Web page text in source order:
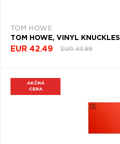
TOM HOWE
TOM HOWE, VINYL KNUCKLES
EUR 42.49 EUR 43.99
AKČNÁ
CENA